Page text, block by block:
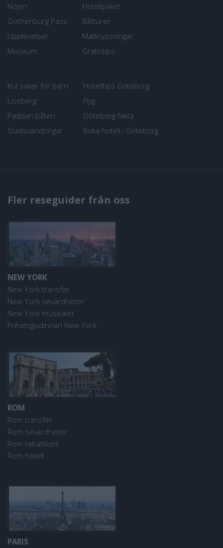
Nöjen
Gothenburg Pass
Upplevelser
Museum
Hotellpaket
Båtturer
Matkryssningar
Gratistips
Kul saker för barn
Liseberg
Paddan båten
Stadsvandringar
Hotelltips Göteborg
Flyg
Göteborg fakta
Boka hotell i Göteborg
Fler reseguider från oss
NEW YORK
New York transfer
New York sevärdheter
New York musikaler
Frihetsgudinnan New York
ROM
Rom transfer
Rom sevärdheter
Rom rabattkort
Rom hotell
PARIS